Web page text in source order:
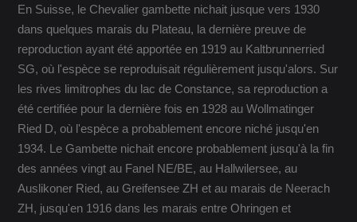
En Suisse, le Chevalier gambette nichait jusque vers 1930
dans quelques marais du Plateau, la dernière preuve de
reproduction ayant été apportée en 1919 au Kaltbrunnerried
SG, où l'espèce se reproduisait régulièrement jusqu'alors. Sur
les rives limitrophes du lac de Constance, sa reproduction a
été certifiée pour la dernière fois en 1928 au Wollmatinger
Ried D, où l'espèce a probablement encore niché jusqu'en
1934. Le Gambette nichait encore probablement jusqu'à la fin
des années vingt au Fanel NE/BE, au Hallwilersee, au
Auslikoner Ried, au Greifensee ZH et au marais de Neerach
ZH, jusqu'en 1916 dans les marais entre Ohringen et